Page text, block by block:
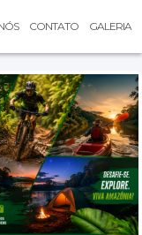
CONTATO GALERIA